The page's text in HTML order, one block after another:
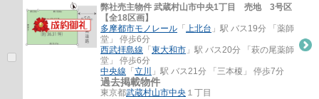
弊社売主物件 武蔵村山市中央1丁目 売地 3号区
【全18区画】
多摩都市モノレール 「 上北台 」駅 バス19分 「薬師
堂」 停歩6分
西武拝島線 「 東大和市 」駅 バス20分 「萩の尾薬師
堂」 停歩6分
中央線 「 立川 」駅 バス21分 「三本榎」 停歩7分
過去掲載物件
東京都武蔵村山市中央 １丁目